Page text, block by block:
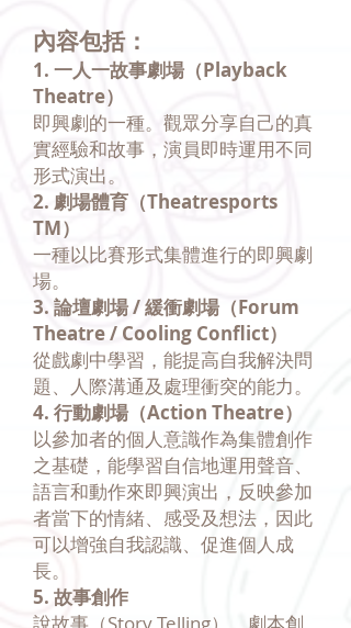
內容包括：
1. 一人一故事劇場（Playback
Theatre）
即興劇的一種。觀眾分享自己的真
實經驗和故事，演員即時運用不同
形式演出。
2. 劇場體育（Theatresports
TM）
一種以比賽形式集體進行的即興劇
場。
3. 論壇劇場 / 緩衝劇場（Forum
Theatre / Cooling Conflict）
從戲劇中學習，能提高自我解決問
題、人際溝通及處理衝突的能力。
4. 行動劇場（Action Theatre）
以參加者的個人意識作為集體創作
之基礎，能學習自信地運用聲音、
語言和動作來即興演出，反映參加
者當下的情緒、感受及想法，因此
可以增強自我認識、促進個人成
長。
5. 故事創作